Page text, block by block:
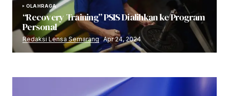
OLAHRAGA
“Recovery Training” PSIS Dialihkan ke Program
Personal
Redaksi Lensa Semarang Apr 24, 2024